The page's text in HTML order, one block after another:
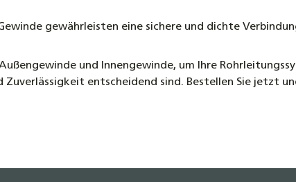
gewährleisten eine sichere und dichte
und Innengewinde, um Ihre
entscheidend sind. Bestellen Sie jetzt